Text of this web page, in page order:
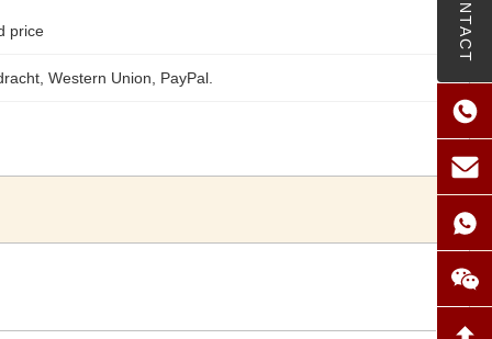
CONTACT
price
Western Union, PayPal.